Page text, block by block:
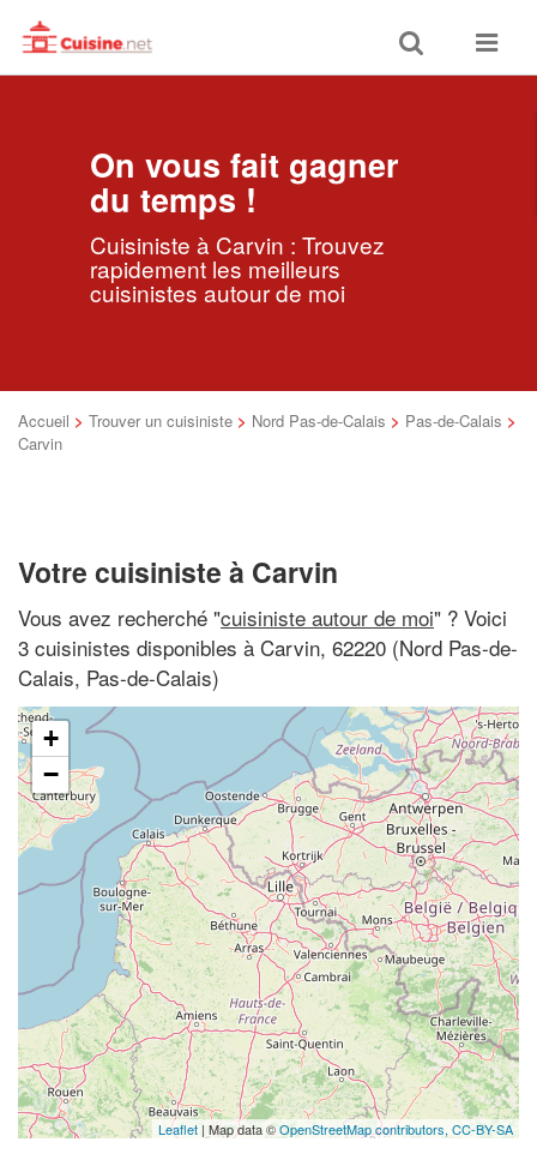
Toggle
search
Toggle
On vous fait gagner
du temps !
Cuisiniste à Carvin : Trouvez
rapidement les meilleurs
cuisinistes autour de moi
Accueil > Trouver un cuisiniste > Nord Pas-de-Calais > Pas-de-Calais >
Carvin
Votre cuisiniste à Carvin
Vous avez recherché "cuisiniste autour de moi" ? Voici
3 cuisinistes disponibles à Carvin, 62220 (Nord Pas-de-
Calais, Pas-de-Calais)
+
−
Leaflet | Map data ©OpenStreetMap contributors, CC-BY-SA